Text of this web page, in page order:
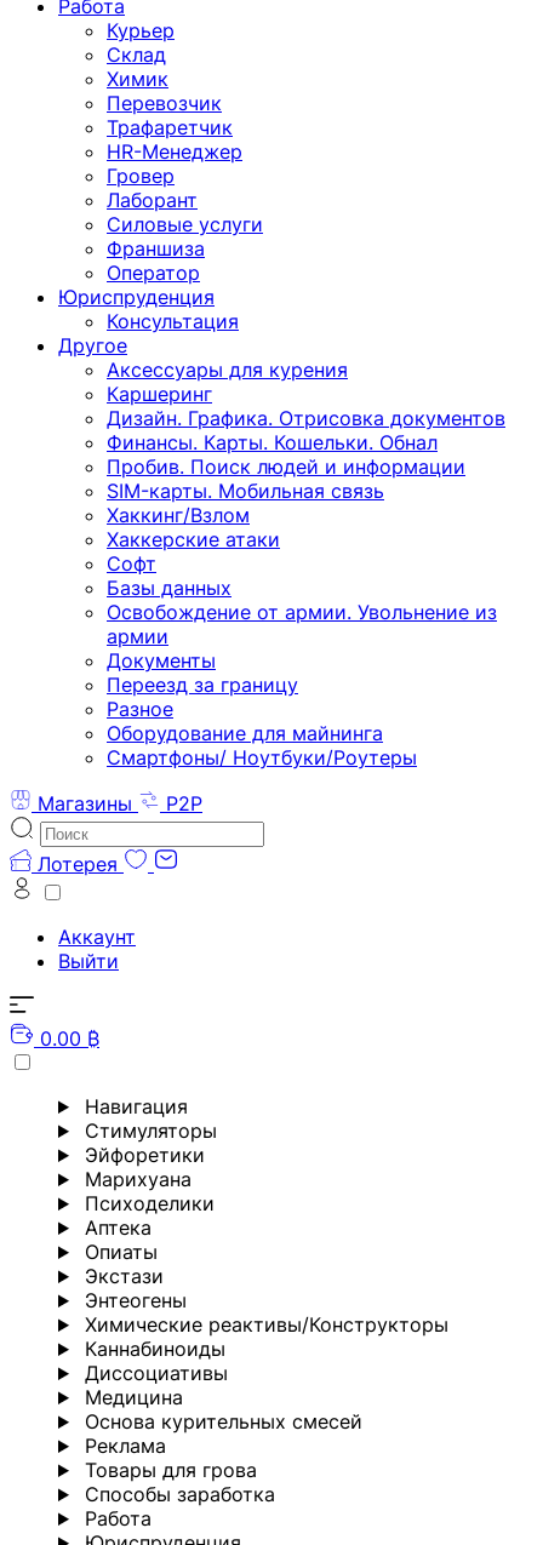
Работа
Курьер
Склад
Химик
Перевозчик
Трафаретчик
HR-Менеджер
Гровер
Лаборант
Силовые услуги
Франшиза
Оператор
Юриспруденция
Консультация
Другoе
Аксессуары для курения
Каршеринг
Дизайн. Графика. Отрисовка документов
Финансы. Карты. Кошельки. Обнал
Пробив. Поиск людей и информации
SIM-карты. Мобильная связь
Хаккинг/Взлом
Хаккерские атаки
Софт
Базы данных
Освобождение от армии. Увольнение из
армии
Документы
Переезд за границу
Разное
Оборудование для майнинга
Смартфоны/ Ноутбуки/Роутеры
Магазины
P2P
Лотерея
Аккаунт
Выйти
0.00 ₿
Навигация
Стимуляторы
Эйфоретики
Марихуана
Психоделики
Аптека
Опиаты
Экстази
Энтеогены
Химические реактивы/Конструкторы
Каннабиноиды
Диссоциативы
Медицина
Основа курительных смесей
Реклама
Товары для грова
Способы заработка
Работа